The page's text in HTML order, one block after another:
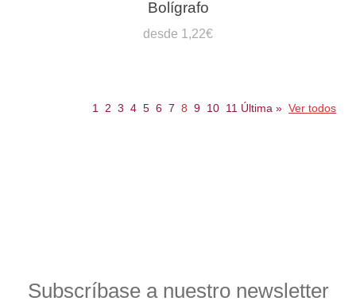
Bolígrafo
desde 1,22€
1 2 3 4 5 6 7 8 9 10 11 Última » Ver todos
Subscríbase a nuestro newsletter